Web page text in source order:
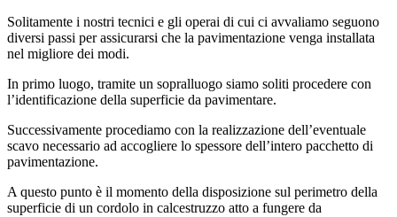
Solitamente i nostri tecnici e gli operai di cui ci avvaliamo seguono
diversi passi per assicurarsi che la pavimentazione venga installata
nel migliore dei modi.
In primo luogo, tramite un sopralluogo siamo soliti procedere con
l’identificazione della superficie da pavimentare.
Successivamente procediamo con la realizzazione dell’eventuale
scavo necessario ad accogliere lo spessore dell’intero pacchetto di
pavimentazione.
A questo punto è il momento della disposizione sul perimetro della
superficie di un cordolo in calcestruzzo atto a fungere da